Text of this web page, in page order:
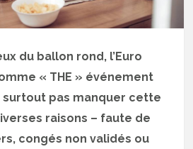
du ballon rond, l’Euro
« THE » événement
pas manquer cette
raisons – faute de
congés non validés ou